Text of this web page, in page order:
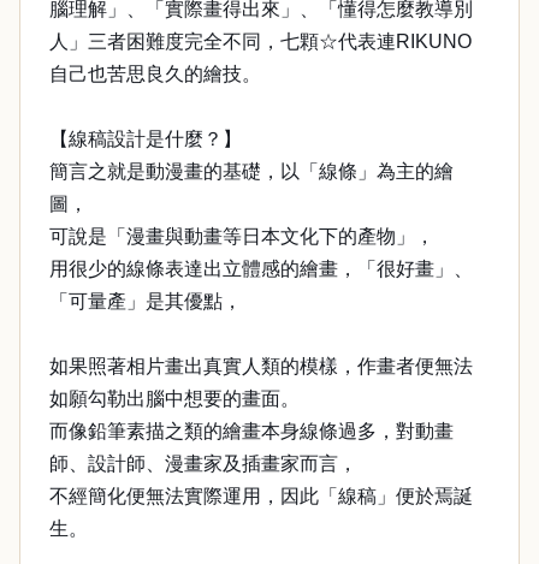
腦理解」、「實際畫得出來」、「懂得怎麼教導別
人」三者困難度完全不同，七顆☆代表連RIKUNO
自己也苦思良久的繪技。
【線稿設計是什麼？】
簡言之就是動漫畫的基礎，以「線條」為主的繪
圖，
可說是「漫畫與動畫等日本文化下的產物」，
用很少的線條表達出立體感的繪畫，「很好畫」、
「可量產」是其優點，
如果照著相片畫出真實人類的模樣，作畫者便無法
如願勾勒出腦中想要的畫面。
而像鉛筆素描之類的繪畫本身線條過多，對動畫
師、設計師、漫畫家及插畫家而言，
不經簡化便無法實際運用，因此「線稿」便於焉誕
生。